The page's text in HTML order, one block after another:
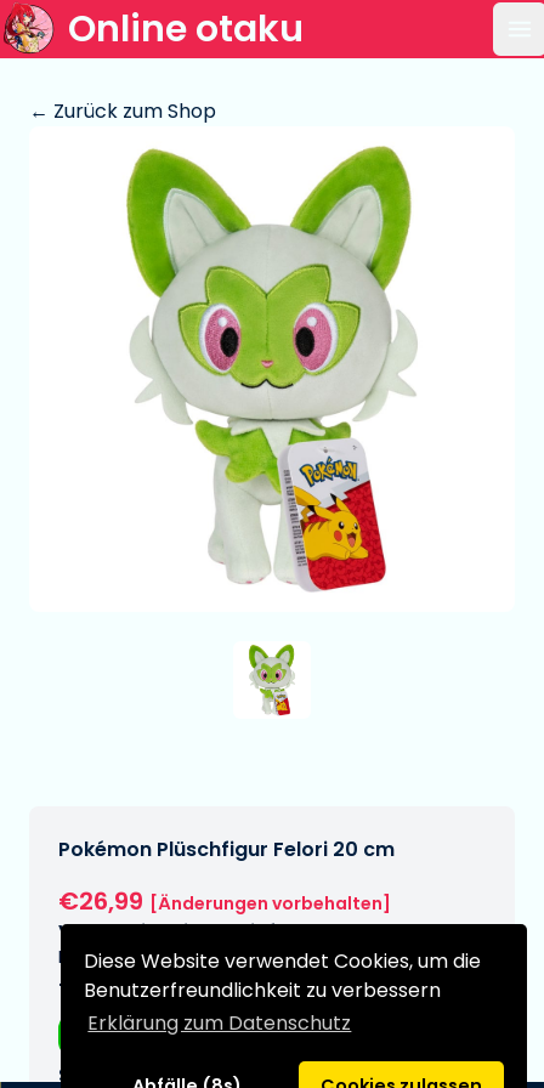
Diese Website verwendet Cookies, um die
Benutzerfreundlichkeit zu verbessern
Erklärung zum Datenschutz
Online otaku
← Zurück zum Shop
Pokémon Plüschfigur Felori 20 cm
€26,99 [Änderungen vorbehalten]
Voraussichtliches Lieferdatum:
N/A
Typ:
Plüsche
Serie: